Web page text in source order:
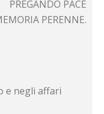
PREGANDO PACE
PERENNE.
e negli affari